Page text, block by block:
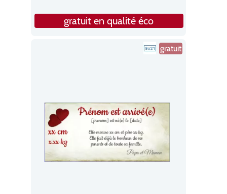
gratuit en qualité éco
gratuit